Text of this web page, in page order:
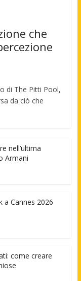
che
di The Pitti Pool,
da ciò che
nell’ultima
Armani
a Cannes 2026
come creare